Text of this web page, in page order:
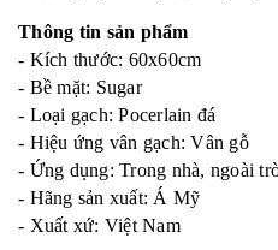
Thông tin sản phẩm
- Kích thước: 60x60cm
- Bề mặt: Sugar
- Loại gạch: Pocerlain đá
- Hiệu ứng vân gạch: Vân gỗ
- Ứng dụng: Trong nhà, ngoài
- Hãng sản xuất: Á Mỹ
- Xuất xứ: Việt Nam